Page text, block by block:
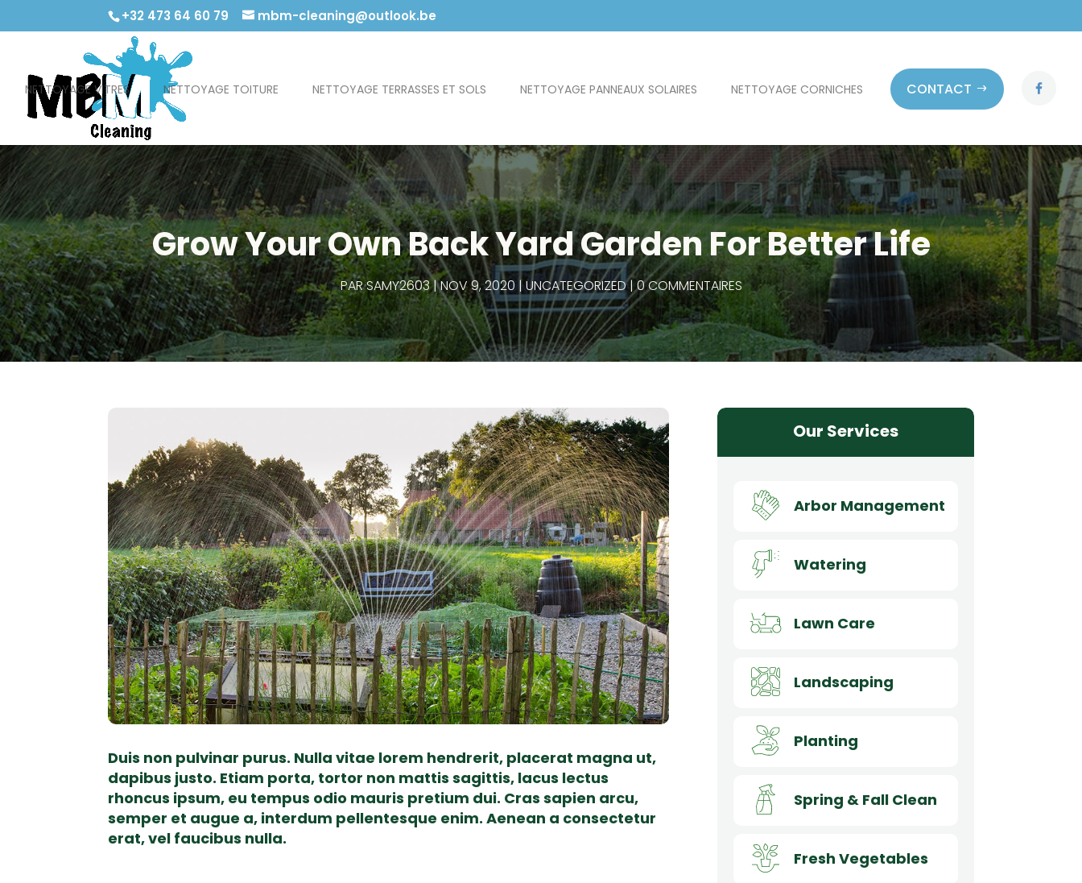
+32 473 64 60 79 mbm-cleaning@outlook.be
NETTOYAGE VITRES NETTOYAGE TOITURE NETTOYAGE TERRASSES ET SOLS NETTOYAGE PANNEAUX SOLAIRES NETTOYAGE CORNICHES CONTACT
Grow Your Own Back Yard Garden For Better Life
PARSAMY2603 NOV 9, 2020 UNCATEGORIZED 0 COMMENTAIRES
Duis non pulvinar purus. Nulla vitae lorem hendrerit, placerat magna ut,
dapibus justo. Etiam porta, tortor non mattis sagittis, lacus lectus
rhoncus ipsum, eu tempus odio mauris pretium dui. Cras sapien arcu,
semper et augue a, interdum pellentesque enim. Aenean a consectetur
erat, vel faucibus nulla.
Our Services
Arbor Management
Watering
Lawn Care
Landscaping
Planting
Spring & Fall Clean
Fresh Vegetables